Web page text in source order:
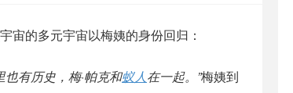
宇宙的多元宇宙以梅姨的身份回归：
有历史，梅·帕克和蚁人在一起。”梅姨到